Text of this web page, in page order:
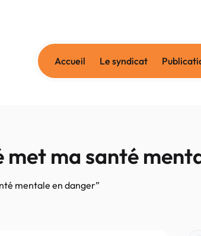
Accueil Le syndicat
ma santé
mentale en danger”